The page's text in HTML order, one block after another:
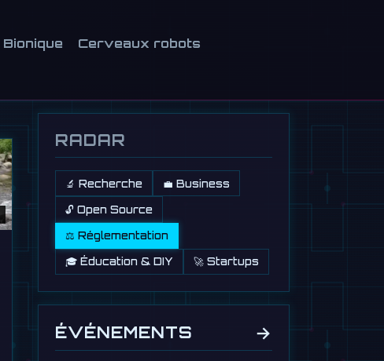
Bionique Cerveaux robots
RADAR
🔬 Recherche 💼 Business
🔓 Open Source
⚖️ Réglementation
🎓 Éducation & DIY 🚀 Startups
ÉVÉNEMENTS →